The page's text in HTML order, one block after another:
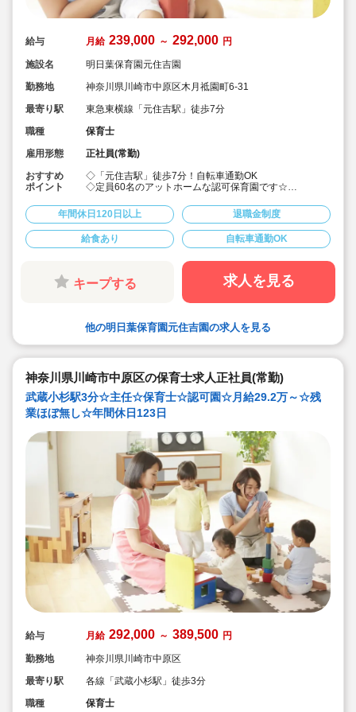
給与 月給 239,000 ～ 292,000 円
施設名
明日葉保育園元住吉園
勤務地
神奈川県川崎市中原区木月祗園町6-31
最寄り駅
東急東横線「元住吉駅」徒歩7分
職種
保育士
雇用形態
正社員(常勤)
おすすめ
ポイント
◇「元住吉駅」徒歩7分！自転車通勤OK
◇定員60名のアットホームな認可保育園です☆
◇週休2日制・年間休日120日でワークライフバランス良
好
◇借り上げ社宅制度あり。自己負担1万円で利用可！敷
金・礼金・仲介手数料・更新料まで法人負担と厚遇で
◇上京の場合は引っ越し手当てとして10万円補助☆
◇産休・育休後の復帰率がほぼ100%♪家庭やプライベー
トと両立して働きやすい環境です。育児支援あり！
◇誕生日お祝い品・勤続お祝い品など福利厚生充実！
◇明日葉保育園には、職員を大切にし、支えながら育て
る風土が根付いています。新卒から経営幹部まで、ステ
ップアップに繋がるバックアップ体制がしっかりしてい
ップを目指す方の成長をサポートします♪
年間休日120日以上 退職金制度
給食あり 自転車通勤OK
キープする 求人を見る
他の明日葉保育園元住吉園の求人を見る
神奈川県川崎市中原区の保育士求人正社員(常勤)
武蔵小杉駅3分☆主任☆保育士☆認可園☆月給29.2万～☆残
業ほぼ無し☆年間休日123日
給与 月給 292,000 ～ 389,500 円
勤務地
神奈川県川崎市中原区
最寄り駅
各線「武蔵小杉駅」徒歩3分
職種
保育士